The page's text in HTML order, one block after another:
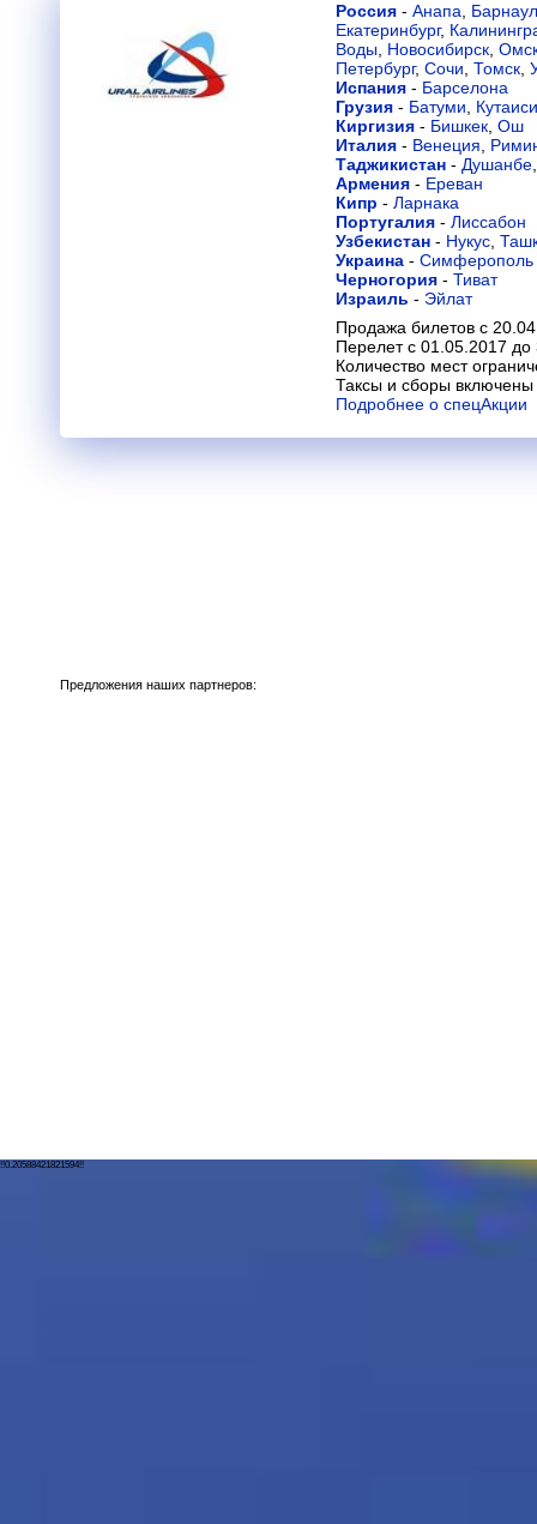
Россия - Анапа
Барнаул
Екатеринбург,
Воды Новосибирск
Петербург, Сочи Томск
Испания - Барселона
Грузия - Батуми
Кутаиси
Киргизия - Бишкек Ош
Италия - Венеция
Таджикистан - Душанбе
Армения - Ереван
Кипр - Ларнака
Португалия - Лиссабон
Узбекистан - Нукус
Украина - Симферополь
Черногория - Тиват
Израиль - Эйлат
Продажа билетов с
Перелет с 01.05.2017 до
Количество мест
Таксы и сборы включены
Подробнее о спецАкции
Предложения наших партнеров:
!!0.20588421821594!!